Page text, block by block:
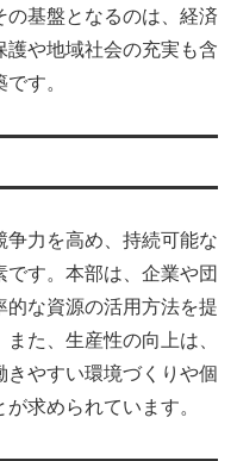
基盤となるのは、経済
や地域社会の充実も含
す。
力を高め、持続可能な
す。本部は、企業や団
な資源の活用方法を提
た、生産性の向上は、
やすい環境づくりや個
求められています。